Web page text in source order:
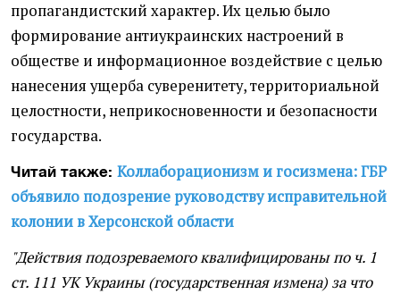
пропагандистский характер. Их целью было
формирование антиукраинских настроений в
обществе и информационное воздействие с целью
нанесения ущерба суверенитету, территориальной
целостности, неприкосновенности и безопасности
государства.
Читай также: Коллаборационизм и госизмена: ГБР
объявило подозрение руководству исправительной
колонии в Херсонской области
"Действия подозреваемого квалифицированы по ч. 1
ст. 111 УК Украины (государственная измена) за что